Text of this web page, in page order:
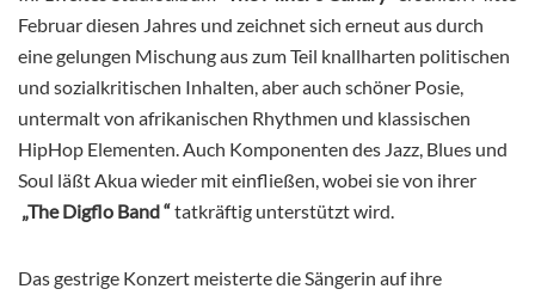
Februar diesen Jahres und zeichnet sich erneut aus durch
eine gelungen Mischung aus zum Teil knallharten politischen
und sozialkritischen Inhalten, aber auch schöner Posie,
untermalt von afrikanischen Rhythmen und klassischen
HipHop Elementen. Auch Komponenten des Jazz, Blues und
Soul läßt Akua wieder mit einfließen, wobei sie von ihrer
„The Digflo Band “tatkräftig unterstützt wird.
Das gestrige Konzert meisterte die Sängerin auf ihre